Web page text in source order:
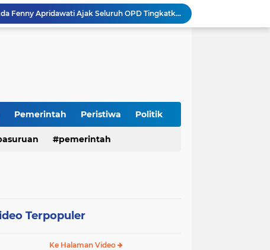
Sidoarjo Berbenah, Sekda Fenny Apridawati Ajak Seluruh OPD Tingkatkan Akuntabilitas Publik
Wakil Bupati Sidoarjo Serahkan Kartu BPJS Ketenagakerjaan untuk Puluhan Ribu Pekerja Rentan
Perkuat Sinergi Keumatan, Pemkab Sidoarjo dan PDM Bahas Akselerasi Program Publik
Pemerintah Peristiwa Politik
pemerintah
Terpopuler
Ke Halaman Video